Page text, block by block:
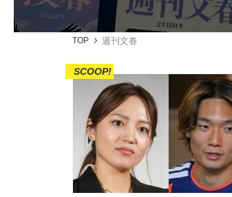
「敗因分析は一切聞かれ
キングの誕生を、目撃せ
TOP 週刊文春
SCOOP!